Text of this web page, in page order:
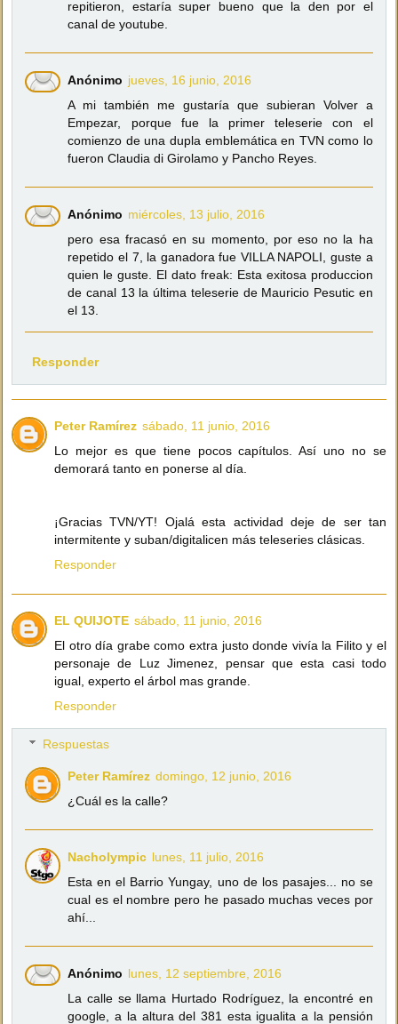
repitieron, estaría super bueno que la den por el
canal de youtube.
Anónimo jueves, 16 junio, 2016
A mi también me gustaría que subieran Volver a
Empezar, porque fue la primer teleserie con el
comienzo de una dupla emblemática en TVN como lo
fueron Claudia di Girolamo y Pancho Reyes.
Anónimo miércoles, 13 julio, 2016
pero esa fracasó en su momento, por eso no la ha
repetido el 7, la ganadora fue VILLA NAPOLI, guste a
quien le guste. El dato freak: Esta exitosa produccion
de canal 13 la última teleserie de Mauricio Pesutic en
el 13.
Responder
Peter Ramírez sábado, 11 junio, 2016
Lo mejor es que tiene pocos capítulos. Así uno no se
demorará tanto en ponerse al día.
¡Gracias TVN/YT! Ojalá esta actividad deje de ser tan
intermitente y suban/digitalicen más teleseries clásicas.
Responder
EL QUIJOTE sábado, 11 junio, 2016
El otro día grabe como extra justo donde vivía la Filito y el
personaje de Luz Jimenez, pensar que esta casi todo
igual, experto el árbol mas grande.
Responder
Respuestas
Peter Ramírez domingo, 12 junio, 2016
¿Cuál es la calle?
Nacholympic lunes, 11 julio, 2016
Esta en el Barrio Yungay, uno de los pasajes... no se
cual es el nombre pero he pasado muchas veces por
ahí...
Anónimo lunes, 12 septiembre, 2016
La calle se llama Hurtado Rodríguez, la encontré en
google, a la altura del 381 esta igualita a la pensión